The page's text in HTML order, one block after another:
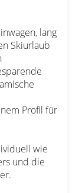
lang
Skiurlaub
Profil für
wie
und die